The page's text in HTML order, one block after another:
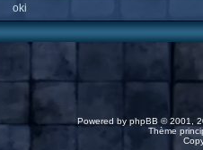
oki
Powered by phpBB © 2001,
Thème